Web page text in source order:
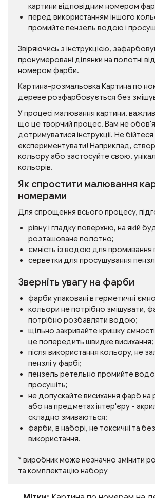
картини відповідним номером
перед використанням іншого
промийте пензель водою і
Звіряючись з інструкцією,
пронумеровані ділянки на полотні
номером фарби.
Картина-розмальовка Картина по
дереве розфарбовується без
У процесі малювання картини,
що це творчий процес. Вам не
дотримуватися інструкції. Не бійтеся
експериментувати! Наприклад,
кольору або застосуйте свою,
кольорів.
Як спростити малювання
номерами
Для спрощення всього процесу,
рівну і гладку поверхню, на якій
розташоване полотно;
ємність із водою для промивання
серветки для просушування
Зверніть увагу на фарби
фарби упаковані в герметичні
кольори не потрібно змішувати,
потрібно розбавляти водою;
щільно закривайте кришку
це попередить швидке висихання;
після використання кольору, не
пензлі у фарбі;
пензель ретельно промийте
просушіть;
не допускайте висихання фарб на
або на предметах інтер'єру -
складно змиваються;
фарби, в наборі, не токсичні та
використання.
* виробник може незначно змінити
та комплектацію набору